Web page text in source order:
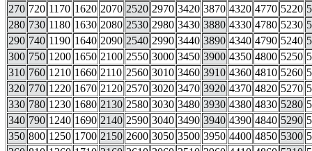
270 720 1170 1620 2070 2520 2970 3420 3870 4320 4770 5220
280 730 1180 1630 2080 2530 2980 3430 3880 4330 4780 5230
290 740 1190 1640 2090 2540 2990 3440 3890 4340 4790 5240
300 750 1200 1650 2100 2550 3000 3450 3900 4350 4800 5250
310 760 1210 1660 2110 2560 3010 3460 3910 4360 4810 5260
320 770 1220 1670 2120 2570 3020 3470 3920 4370 4820 5270
330 780 1230 1680 2130 2580 3030 3480 3930 4380 4830 5280
340 790 1240 1690 2140 2590 3040 3490 3940 4390 4840 5290
350 800 1250 1700 2150 2600 3050 3500 3950 4400 4850 5300